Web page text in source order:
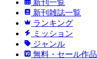
新刊一覧
新刊雑誌一覧
ランキング
ミッション
ジャンル
無料・セール作品